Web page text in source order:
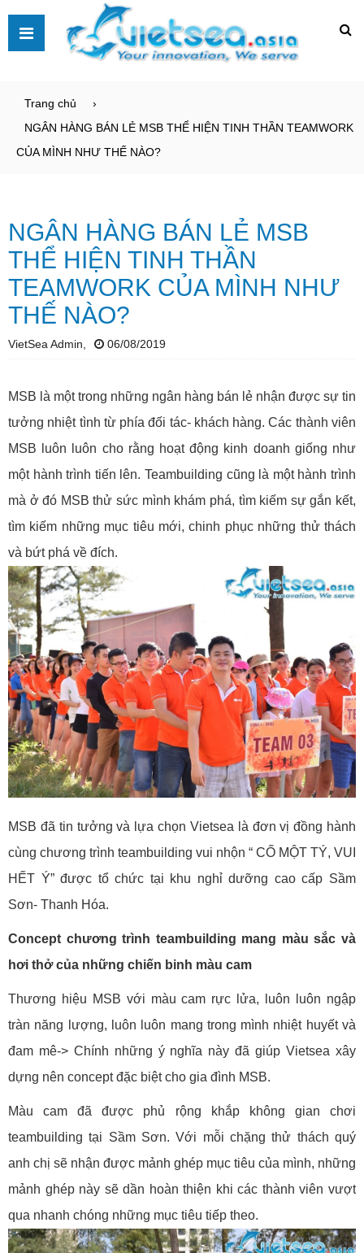
Trang chủ
NGÂN HÀNG BÁN LẺ MSB THỂ HIỆN TINH THẦN TEAMWORK
CỦA MÌNH NHƯ THẾ NÀO?
NGÂN HÀNG BÁN LẺ MSB
THỂ HIỆN TINH THẦN
TEAMWORK CỦA MÌNH NHƯ
THẾ NÀO?
VietSea Admin, 06/08/2019
MSB là một trong những ngân hàng bán lẻ nhận được sự tin
tưởng nhiệt tình từ phía đối tác- khách hàng. Các thành viên
MSB luôn luôn cho rằng hoạt động kinh doanh giống như
một hành trình tiến lên. Teambuilding cũng là một hành trình
mà ở đó MSB thử sức mình khám phá, tìm kiếm sự gắn kết,
tìm kiếm những mục tiêu mới, chinh phục những thử thách
và bứt phá về đích.
MSB đã tin tưởng và lựa chọn Vietsea là đơn vị đồng hành
cùng chương trình teambuilding vui nhộn “ CỐ MỘT TÝ, VUI
HẾT Ý” được tổ chức tại khu nghỉ dưỡng cao cấp Sầm
Sơn- Thanh Hóa.
Concept chương trình teambuilding mang màu sắc và
hơi thở của những chiến binh màu cam
Thương hiệu MSB với màu cam rực lửa, luôn luôn ngập
tràn năng lượng, luôn luôn mang trong mình nhiệt huyết và
đam mê-> Chính những ý nghĩa này đã giúp Vietsea xây
dựng nên concept đặc biệt cho gia đình MSB.
Màu cam đã được phủ rộng khắp không gian chơi
teambuilding tại Sầm Sơn. Với mỗi chặng thử thách quý
anh chị sẽ nhận được mảnh ghép mục tiêu của mình, những
mảnh ghép này sẽ dần hoàn thiện khi các thành viên vượt
qua nhanh chóng những mục tiêu tiếp theo.